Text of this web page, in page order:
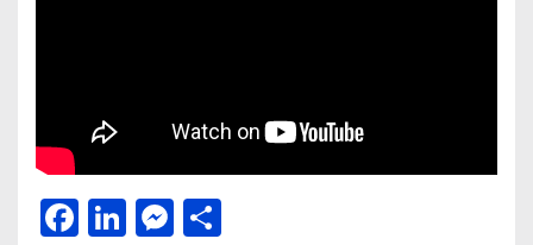
Facebook
LinkedIn
Messenger